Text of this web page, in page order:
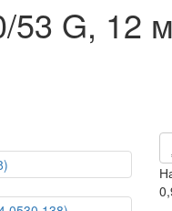
G, 12